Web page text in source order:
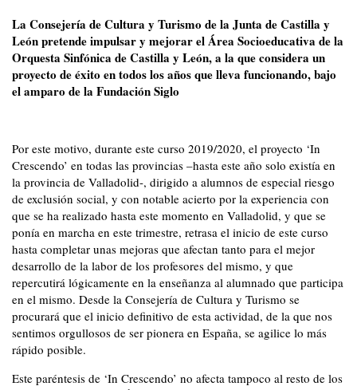
La Consejería de Cultura y Turismo de la Junta de Castilla y
León pretende impulsar y mejorar el Área Socioeducativa de la
Orquesta Sinfónica de Castilla y León, a la que considera un
proyecto de éxito en todos los años que lleva funcionando, bajo
el amparo de la Fundación Siglo
Por este motivo, durante este curso 2019/2020, el proyecto ‘In
Crescendo’ en todas las provincias –hasta este año solo existía en
la provincia de Valladolid-, dirigido a alumnos de especial riesgo
de exclusión social, y con notable acierto por la experiencia con
que se ha realizado hasta este momento en Valladolid, y que se
ponía en marcha en este trimestre, retrasa el inicio de este curso
hasta completar unas mejoras que afectan tanto para el mejor
desarrollo de la labor de los profesores del mismo, y que
repercutirá lógicamente en la enseñanza al alumnado que participa
en el mismo. Desde la Consejería de Cultura y Turismo se
procurará que el inicio definitivo de esta actividad, de la que nos
sentimos orgullosos de ser pionera en España, se agilice lo más
rápido posible.
Este paréntesis de ‘In Crescendo’ no afecta tampoco al resto de los